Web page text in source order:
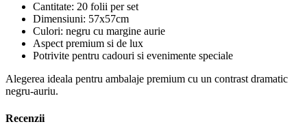
Cantitate: 20 folii per set
Dimensiuni: 57x57cm
Culori: negru cu margine aurie
Aspect premium si de lux
Potrivite pentru cadouri si evenimente speciale
Alegerea ideala pentru ambalaje premium cu un contrast dramatic
negru-auriu.
Recenzii